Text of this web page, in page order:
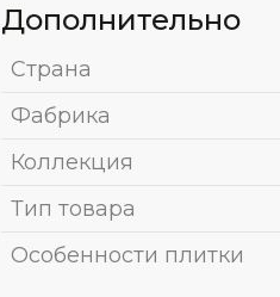
Дополнительно
Страна
Фабрика
Коллекция
Тип товара
Особенности плитки